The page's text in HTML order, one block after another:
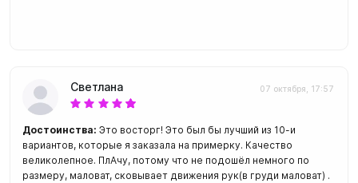
Светлана 07 октября, 17:57
Достоинства: Это восторг! Это был бы лучший из 10-и
вариантов, которые я заказала на примерку. Качество
великолепное. ПлАчу, потому что не подошёл немного по
размеру, маловат, сковывает движения рук(в груди маловат) .